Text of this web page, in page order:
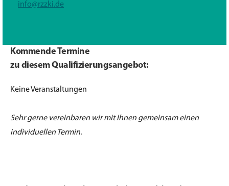
info@rzzki.de
Kommende Termine
zu diesem Qualifizierungsangebot:
Keine Veranstaltungen
Sehr gerne vereinbaren wir mit Ihnen gemeinsam einen
individuellen Termin.